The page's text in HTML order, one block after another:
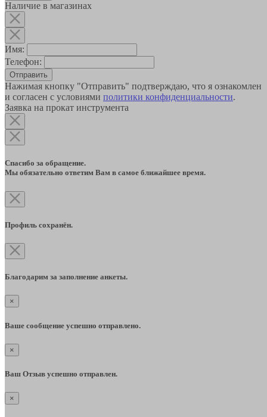
Наличие в магазинах
Имя:
Телефон:
Отправить
Нажимая кнопку "Отправить" подтверждаю, что я ознакомлен
и согласен с условиями политики конфиденциальности.
Заявка на прокат инструмента
Спасибо за обращение.
Мы обязательно ответим Вам в самое ближайшее время.
Профиль сохранён.
Благодарим за заполнение анкеты.
×
Ваше сообщение успешно отправлено.
×
Ваш Отзыв успешно отправлен.
×